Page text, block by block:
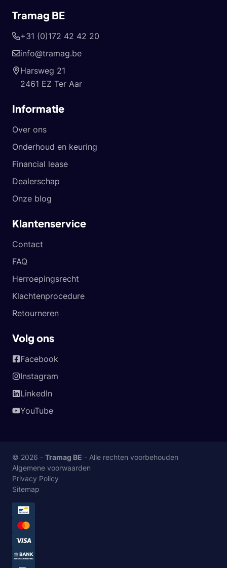
Tramag BE
+31 (0)172 42 42 20
info@tramag.be
Harsweg 21
2461 EZ Ter Aar
Informatie
Over ons
Onderhoud en keuring
Financial lease
Dealerschap
Onze blog
Klantenservice
Contact
FAQ
Herroepingsrecht
Klachtenprocedure
Retourneren
Volg ons
Facebook
Instagram
LinkedIn
YouTube
© 2026 - Tramag BE - Alle rechten voorbehouden
Algemene voorwaarden
Privacy Policy
Sitemap